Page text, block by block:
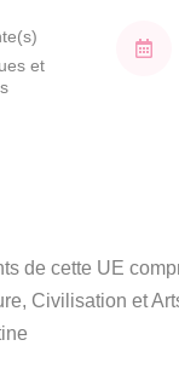
et
de cette UE
Civilisation et